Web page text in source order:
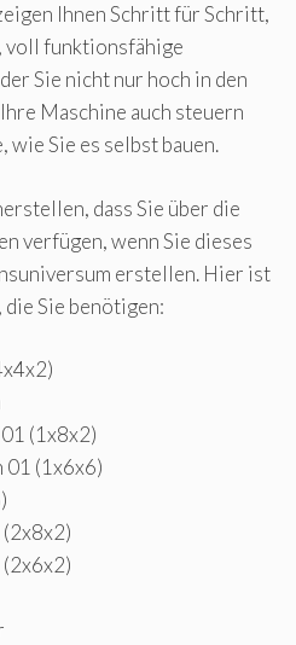
Ihnen Schritt für Schritt,
voll funktionsfähige
Sie nicht nur hoch in den
Maschine auch steuern
wie Sie es selbst bauen.
dass Sie über die
verfügen, wenn Sie dieses
erstellen. Hier ist
Sie benötigen:
(1x8x2)
01 (1x6x6)